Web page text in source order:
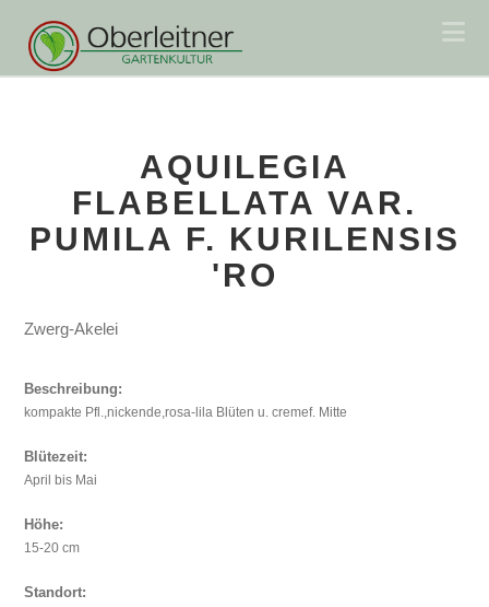
AQUILEGIA
FLABELLATA VAR.
PUMILA F. KURILENSIS
'RO
Zwerg-Akelei
Beschreibung:
kompakte Pfl.,nickende,rosa-lila Blüten u. cremef. Mitte
Blütezeit:
April bis Mai
Höhe:
15-20 cm
Standort: